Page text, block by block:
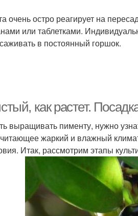
очень остро реагирует на
или таблетками.
в постоянный горшок.
как растет.
выращивать пименту, нужно
жаркий и влажный
Итак, рассмотрим этапы